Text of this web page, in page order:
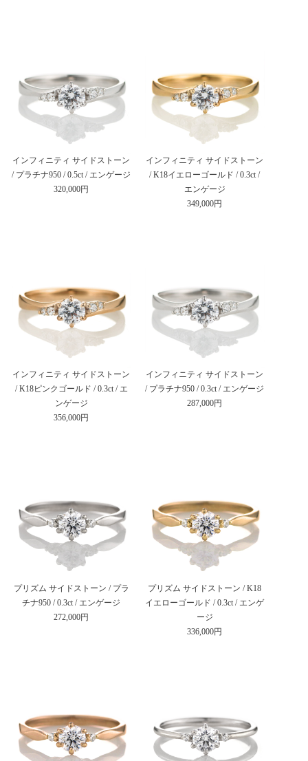
インフィニティ サイドストーン
/ プラチナ950 / 0.5ct / エンゲージ
320,000円
インフィニティ サイドストーン
/ K18イエローゴールド / 0.3ct /
エンゲージ
349,000円
インフィニティ サイドストーン
/ K18ピンクゴールド / 0.3ct / エ
ンゲージ
356,000円
インフィニティ サイドストーン
/ プラチナ950 / 0.3ct / エンゲージ
287,000円
プリズム サイドストーン / プラ
チナ950 / 0.3ct / エンゲージ
272,000円
プリズム サイドストーン / K18
イエローゴールド / 0.3ct / エンゲ
ージ
336,000円